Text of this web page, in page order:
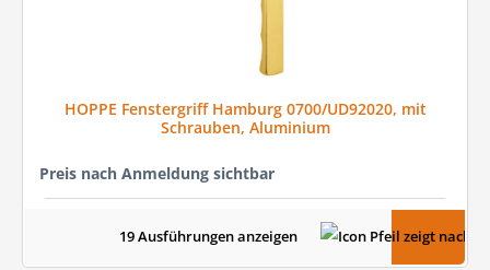
HOPPE Fenstergriff Hamburg 0700/UD92020, mit
Schrauben, Aluminium
Preis nach Anmeldung sichtbar
19 Ausführungen anzeigen